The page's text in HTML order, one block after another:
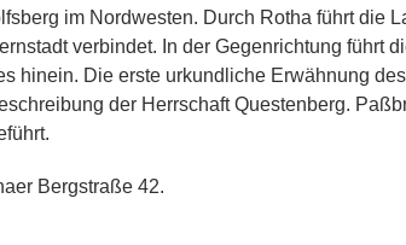
im Nordwesten. Durch Rotha führt die
verbindet. In der Gegenrichtung führt
hinein. Die erste urkundliche Erwähnung
der Herrschaft Questenberg.
Bergstraße 42.